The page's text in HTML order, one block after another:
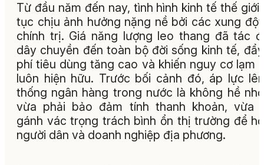
Từ đầu năm đến nay, tình hình kinh tế thế giới
tục chịu ảnh hưởng nặng nề bởi các xung
chính trị. Giá năng lượng leo thang đã tác
dây chuyền đến toàn bộ đời sống kinh tế,
phí tiêu dùng tăng cao và khiến nguy cơ lạm
luôn hiện hữu. Trước bối cảnh đó, áp lực
thống ngân hàng trong nước là không hề
vừa phải bảo đảm tính thanh khoản, vừa
gánh vác trọng trách bình ổn thị trường để
người dân và doanh nghiệp địa phương.